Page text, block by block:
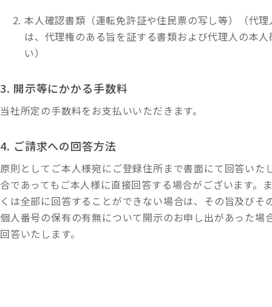
本人確認書類（運転免許証や住民票の写し等）（代
は、代理権のある旨を証する書類および代理人の本
い）
3. 開示等にかかる手数料
当社所定の手数料をお支払いいただきます。
4. ご請求への回答方法
原則としてご本人様宛にご登録住所まで書面にて回答いた
合であってもご本人様に直接回答する場合がございます。
くは全部に回答することができない場合は、その旨及びそ
個人番号の保有の有無について開示のお申し出があった場
回答いたします。